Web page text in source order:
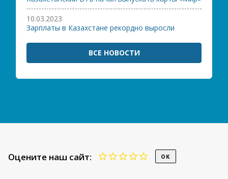
10.03.2023
Зарплаты в Казахстане рекордно выросли
ВСЕ НОВОСТИ
Оцените наш сайт: